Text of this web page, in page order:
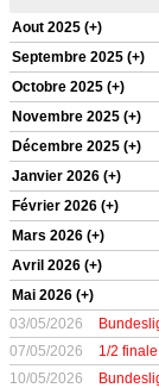
Aout 2025 (+)
Septembre 2025 (+)
Octobre 2025 (+)
Novembre 2025 (+)
Décembre 2025 (+)
Janvier 2026 (+)
Février 2026 (+)
Mars 2026 (+)
Avril 2026 (+)
Mai 2026 (+)
03/05/2026
07/05/2026
1/2 finale
10/05/2026